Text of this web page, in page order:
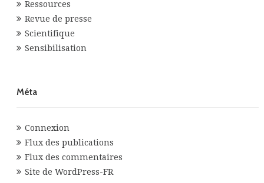
Ressources
Revue de presse
Scientifique
Sensibilisation
Méta
Connexion
Flux des publications
Flux des commentaires
Site de WordPress-FR